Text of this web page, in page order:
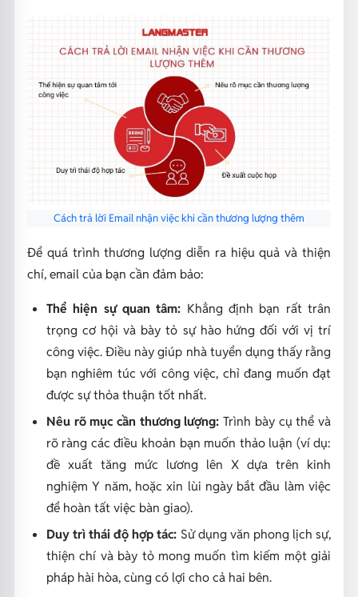
Cách trả lời Email nhận việc khi cần thương lượng thêm
Để quá trình thương lượng diễn ra hiệu quả và thiện
chí, email của bạn cần đảm bảo:
Thể hiện sự quan tâm: Khẳng định bạn rất trân
trọng cơ hội và bày tỏ sự hào hứng đối với vị trí
công việc. Điều này giúp nhà tuyển dụng thấy rằng
bạn nghiêm túc với công việc, chỉ đang muốn đạt
được sự thỏa thuận tốt nhất.
Nêu rõ mục cần thương lượng: Trình bày cụ thể và
rõ ràng các điều khoản bạn muốn thảo luận (ví dụ:
đề xuất tăng mức lương lên X dựa trên kinh
nghiệm Y năm, hoặc xin lùi ngày bắt đầu làm việc
để hoàn tất việc bàn giao).
Duy trì thái độ hợp tác: Sử dụng văn phong lịch sự,
thiện chí và bày tỏ mong muốn tìm kiếm một giải
pháp hài hòa, cùng có lợi cho cả hai bên.